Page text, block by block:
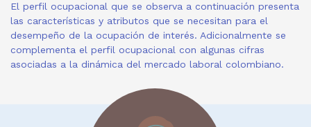
El perfil ocupacional que se observa a continuación presenta
las características y atributos que se necesitan para el
desempeño de la ocupación de interés. Adicionalmente se
complementa el perfil ocupacional con algunas cifras
asociadas a la dinámica del mercado laboral colombiano.